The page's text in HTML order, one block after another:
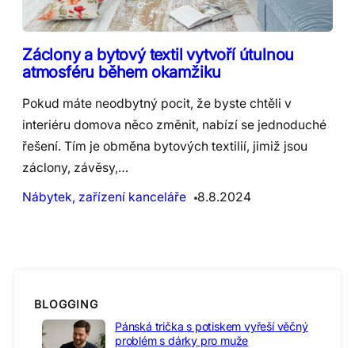
Záclony a bytový textil vytvoří útulnou
atmosféru během okamžiku
Pokud máte neodbytný pocit, že byste chtěli v
interiéru domova něco změnit, nabízí se jednoduché
řešení. Tím je obměna bytových textilií, jimiž jsou
záclony, závěsy,…
Nábytek, zařízení kanceláře
8.8.2024
BLOGGING
Pánská trička s potiskem vyřeší věčný
problém s dárky pro muže